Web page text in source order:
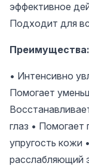
эффективное
Подходит для
Преимущества:
• Интенсивно
Помогает
глаз •
упругость кожи
расслабляющий